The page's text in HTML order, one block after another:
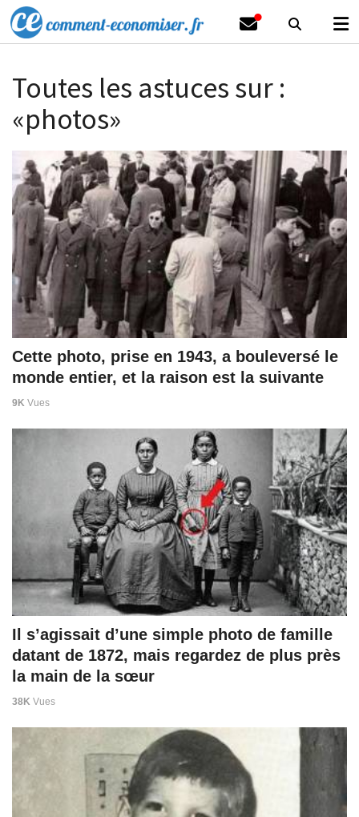
Toutes les astuces sur :
«photos»
Cette photo, prise en 1943, a bouleversé le
monde entier, et la raison est la suivante
9K Vues
Il s’agissait d’une simple photo de famille
datant de 1872, mais regardez de plus près
la main de la sœur
38K Vues